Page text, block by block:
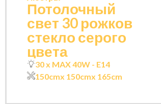
Потолочный
свет 30 рожков
стекло серого
цвета
30 x MAX 40W - E14
150cmx 150cmx 165cm